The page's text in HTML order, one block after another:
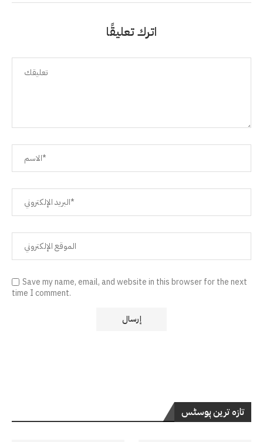
اترك تعليقًا
Save my name, email, and website in this browser for the next
time I comment.
تازہ ترین پوسٹس